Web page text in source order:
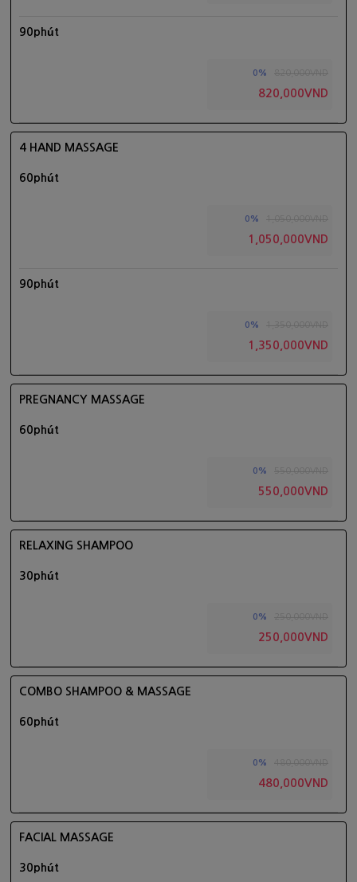
90phút
0%
820,000VND
4 HAND MASSAGE
60phút
0%
1,050,000VND
90phút
0%
1,350,000VND
PREGNANCY MASSAGE
60phút
0%
550,000VND
RELAXING SHAMPOO
30phút
0%
250,000VND
COMBO SHAMPOO & MASSAGE
60phút
0%
480,000VND
FACIAL MASSAGE
30phút